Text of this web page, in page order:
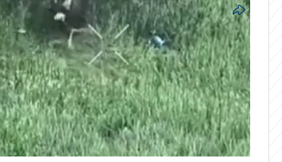
se pochlubila kuriózními záběry
vojáka na frontě. Okupant měl
sebevražedného dronu těsně
aby muž utekl pryč, vzal klacek a
s trhavinou šťourat. Netrvalo dlouho a
vojáka zahubila. Bližší okolnosti
války složité nezávisle ověřit.